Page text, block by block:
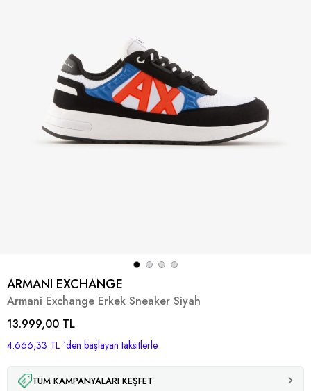
ARMANI EXCHANGE
Armani Exchange Erkek Sneaker Siyah
13.999,00 TL
4.666,33 TL `den başlayan taksitlerle
TÜM KAMPANYALARI KEŞFET